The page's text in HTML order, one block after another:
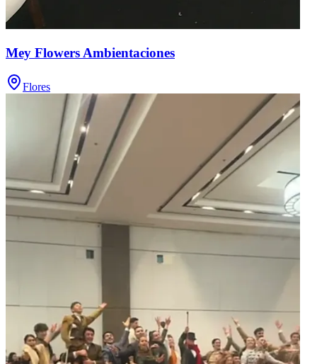
Mey Flowers Ambientaciones
Flores